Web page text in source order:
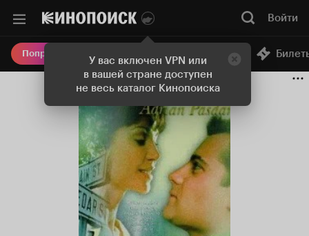
У вас включен VPN или
в вашей стране доступен
не весь каталог Кинопоиска
Войти
Попробовать Плюс Онлайн-кинотеатр